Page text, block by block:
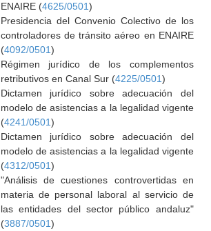
ENAIRE (4625/0501)
Presidencia del Convenio Colectivo de los
controladores de tránsito aéreo en ENAIRE
(4092/0501)
Régimen jurídico de los complementos
retributivos en Canal Sur (4225/0501)
Dictamen jurídico sobre adecuación del
modelo de asistencias a la legalidad vigente
(4241/0501)
Dictamen jurídico sobre adecuación del
modelo de asistencias a la legalidad vigente
(4312/0501)
"Análisis de cuestiones controvertidas en
materia de personal laboral al servicio de
las entidades del sector público andaluz"
(3887/0501)